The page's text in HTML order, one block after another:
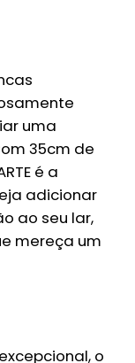
uma
35cm de
é a
adicionar
ao seu lar,
mereça um
o